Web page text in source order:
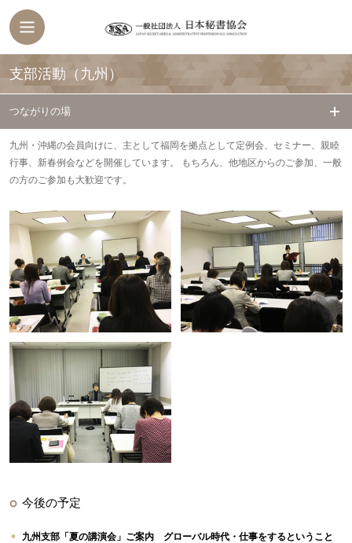
支部活動（九州）
つながりの場
九州・沖縄の会員向けに、主として福岡を拠点として定例会、セミナー、親睦
行事、新春例会などを開催しています。 もちろん、他地区からのご参加、一般
の方のご参加も大歓迎です。
今後の予定
九州支部「夏の講演会」ご案内 グローバル時代・仕事をするということ